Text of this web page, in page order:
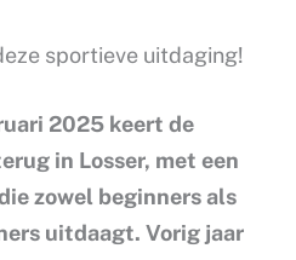
sportieve uitdaging!
2025 keert de
in Losser, met een
zowel beginners als
uitdaagt. Vorig jaar